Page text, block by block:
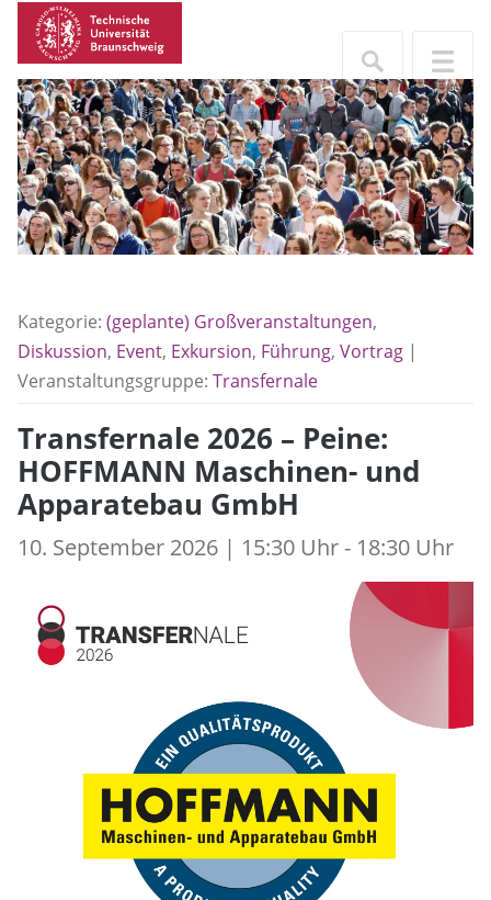
Kategorie: (geplante) Großveranstaltungen,
Diskussion, Event, Exkursion, Führung, Vortrag |
Veranstaltungsgruppe: Transfernale
Transfernale 2026 – Peine:
HOFFMANN Maschinen- und
Apparatebau GmbH
10. September 2026 | 15:30 Uhr - 18:30 Uhr